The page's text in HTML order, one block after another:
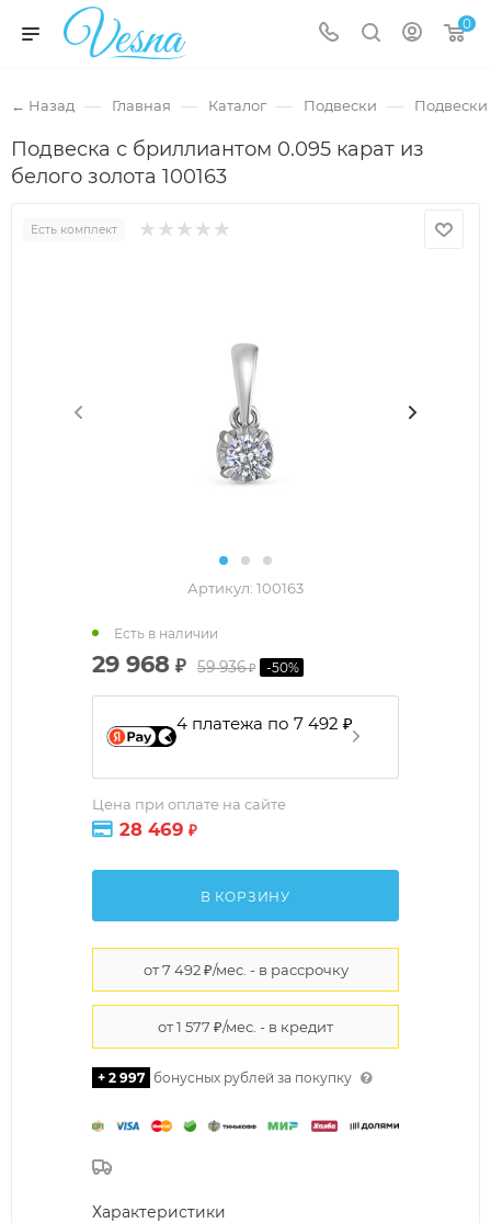
0
← Назад — Главная — Каталог — Подвески — Подвески
Подвеска с бриллиантом 0.095 карат из
белого золота 100163
Есть комплект
Артикул: 100163
29 968 ₽ 59 936₽ -50%
4 платежа по 7 492 ₽
Цена при оплате на сайте
28 469 ₽
Есть в наличии
В КОРЗИНУ
+ 2 997 бонусных рублей за покупку
Характеристики